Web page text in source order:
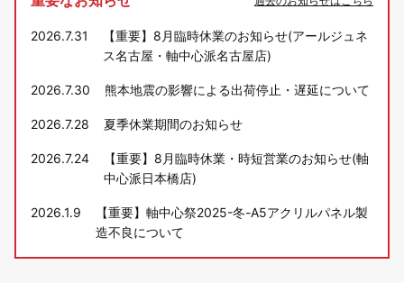
2026.7.31
【重要】8月臨時休業のお知らせ(アールジュネ
ス名古屋・軸中心派名古屋店)
2026.7.30 熊本地震の影響による出荷停止・遅延について
2026.7.28 夏季休業期間のお知らせ
2026.7.24
【重要】8月臨時休業・時短営業のお知らせ(軸
中心派日本橋店)
2026.1.9
【重要】軸中心祭2025-冬-A5アクリルパネル製
造不良について